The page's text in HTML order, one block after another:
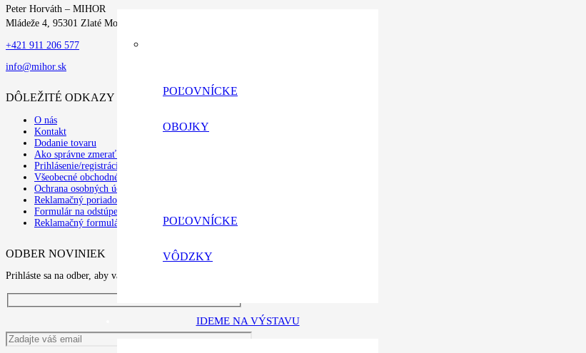
POĽOVNÍCKE
OBOJKY
POĽOVNÍCKE
VÔDZKY
IDEME NA VÝSTAVU
Peter Horváth – MIHOR
Mládeže 4, 95301 Zlaté Moravce
+421 911 206 577
info@mihor.sk
DÔLEŽITÉ ODKAZY
O nás
Kontakt
Dodanie tovaru
Ako správne zmerať psa
Prihlásenie/registrácia
Všeobecné obchodné podmienky
Ochrana osobných údajov a poučenie o cookies
Reklamačný poriadok
Formulár na odstúpenie od zmluvy
Reklamačný formulár
ODBER NOVINIEK
Prihláste sa na odber, aby vám nić neuniklo